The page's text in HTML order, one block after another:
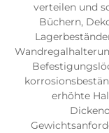
verteilen und
Büchern,
erhöhte